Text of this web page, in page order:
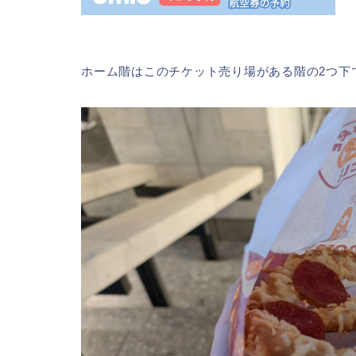
ホーム階はこのチケット売り場がある階の2つ下